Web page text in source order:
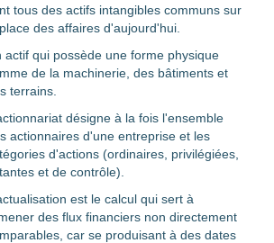
tous des actifs intangibles communs sur
des affaires d'aujourd'hui.
actif qui possède une forme physique
de la machinerie, des bâtiments et
terrains.
désigne à la fois l'ensemble
actionnaires d'une entreprise et les
d'actions (ordinaires, privilégiées,
et de contrôle).
est le calcul qui sert à
des flux financiers non directement
car se produisant à des dates